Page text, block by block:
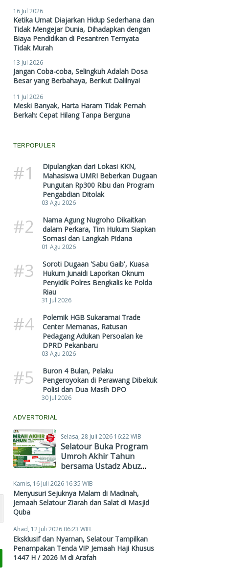
16 Jul 2026
Ketika Umat Diajarkan Hidup Sederhana dan
Tidak Mengejar Dunia, Dihadapkan dengan
Biaya Pendidikan di Pesantren Ternyata
Tidak Murah
13 Jul 2026
Jangan Coba-coba, Selingkuh Adalah Dosa
Besar yang Berbahaya, Berikut Dalilnya!
11 Jul 2026
Meski Banyak, Harta Haram Tidak Pernah
Berkah: Cepat Hilang Tanpa Berguna
TERPOPULER
#1
Dipulangkan dari Lokasi KKN,
Mahasiswa UMRI Beberkan Dugaan
Pungutan Rp300 Ribu dan Program
Pengabdian Ditolak
03 Agu 2026
#2
Nama Agung Nugroho Dikaitkan
dalam Perkara, Tim Hukum Siapkan
Somasi dan Langkah Pidana
01 Agu 2026
#3
Soroti Dugaan 'Sabu Gaib', Kuasa
Hukum Junaidi Laporkan Oknum
Penyidik Polres Bengkalis ke Polda
Riau
31 Jul 2026
#4
Polemik HGB Sukaramai Trade
Center Memanas, Ratusan
Pedagang Adukan Persoalan ke
DPRD Pekanbaru
03 Agu 2026
#5
Buron 4 Bulan, Pelaku
Pengeroyokan di Perawang Dibekuk
Polisi dan Dua Masih DPO
30 Jul 2026
ADVERTORIAL
Selasa, 28 Juli 2026 16:22 WIB
Selatour Buka Program
Umroh Akhir Tahun
bersama Ustadz Abuz
Mulai Rp38,4 Juta
Kamis, 16 Juli 2026 16:35 WIB
Menyusuri Sejuknya Malam di Madinah,
Jemaah Selatour Ziarah dan Salat di Masjid
Quba
Ahad, 12 Juli 2026 06:23 WIB
Eksklusif dan Nyaman, Selatour Tampilkan
Penampakan Tenda VIP Jemaah Haji Khusus
1447 H / 2026 M di Arafah